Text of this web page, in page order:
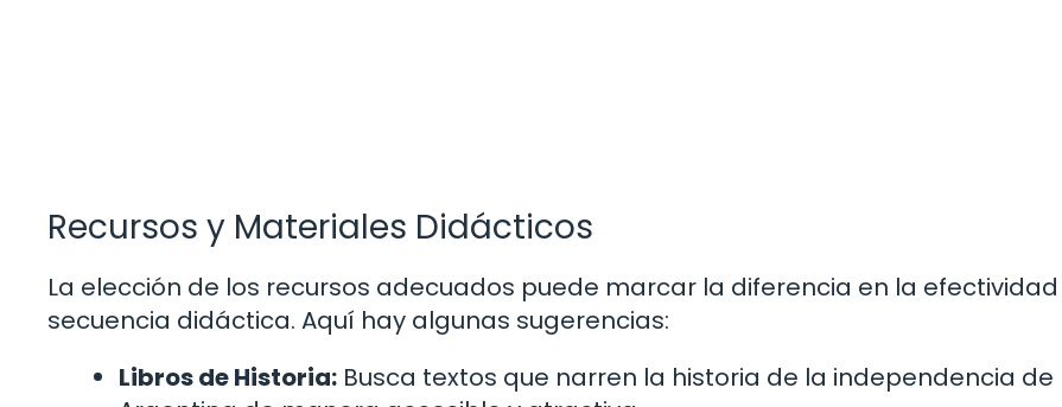
Recursos y Materiales Didácticos
La elección de los recursos adecuados puede marcar la diferencia en la
secuencia didáctica. Aquí hay algunas sugerencias:
Libros de Historia: Busca textos que narren la historia de la independencia de